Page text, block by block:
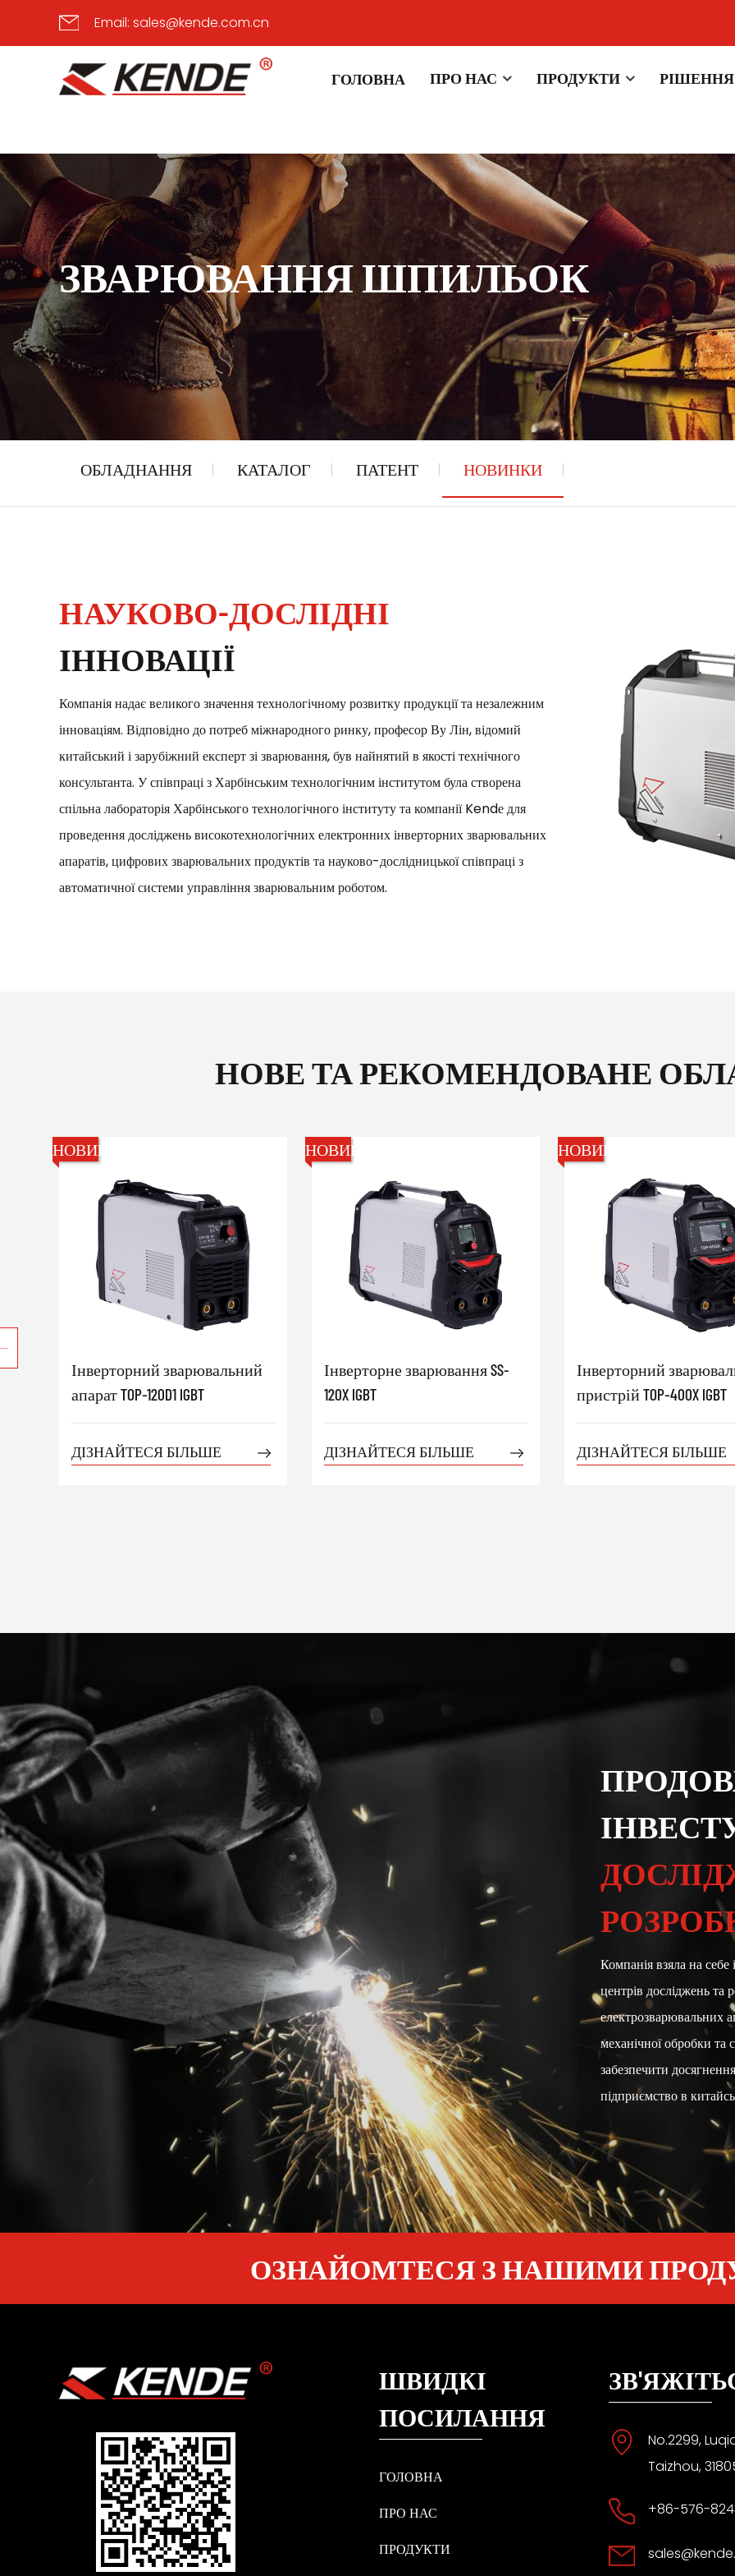
Email: sales@kende.com.cn
ГОЛОВНА ПРО НАС ПРОДУКТИ РІШЕННЯ
ЗВАРЮВАННЯ ШПИЛЬОК
ОБЛАДНАННЯ КАТАЛОГ ПАТЕНТ НОВИНКИ
НАУКОВО-ДОСЛІДНІ
ІННОВАЦІЇ
Компанія надає великого значення технологічному розвитку продукції та незалежним
інноваціям. Відповідно до потреб міжнародного ринку, професор Ву Лін, відомий
китайський і зарубіжний експерт зі зварювання, був найнятий в якості технічного
консультанта. У співпраці з Харбінським технологічним інститутом була створена
спільна лабораторія Харбінського технологічного інституту та компанії Kendе для
проведення досліджень високотехнологічних електронних інверторних зварювальних
апаратів, цифрових зварювальних продуктів та науково-дослідницької співпраці з
автоматичної системи управління зварювальним роботом.
НОВЕ ТА РЕКОМЕНДОВАНЕ
НОВИЙ
Інверторний зварювальний
апарат TOP-120D1 IGBT
ДІЗНАЙТЕСЯ БІЛЬШЕ
НОВИЙ
Інверторне зварювання SS-
120X IGBT
ДІЗНАЙТЕСЯ БІЛЬШЕ
НОВИЙ
Інверторний
пристрій TOP-400X IGBT
ДІЗНАЙТЕСЯ БІЛЬШЕ
Компанія взяла на себе
центрів досліджень та
електрозварювальних
механічної обробки та
забезпечити
підприємство в
ОЗНАЙОМТЕСЯ З НАШИМИ
ШВИДКІ
ПОСИЛАННЯ
ГОЛОВНА
ПРО НАС
ПРОДУКТИ
No.2299,
Taizhou,
+86-576-